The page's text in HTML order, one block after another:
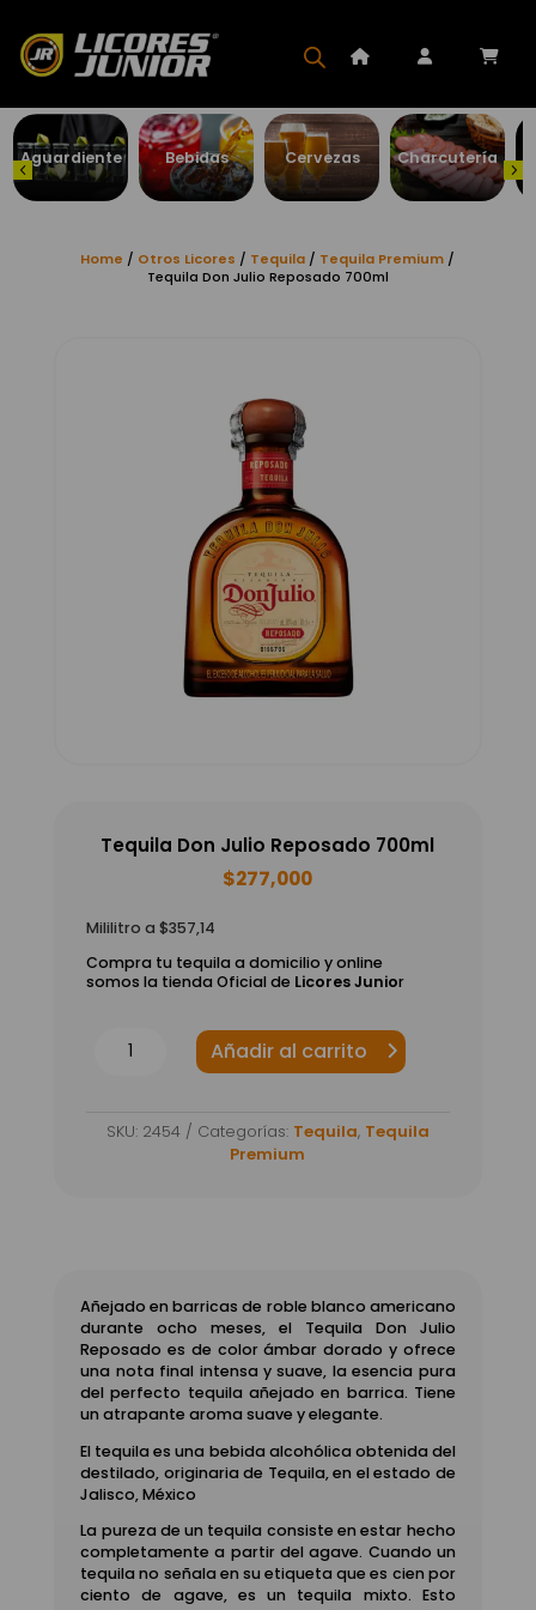
Aguardiente Bebidas Cervezas Charcutería
Home / Otros Licores / Tequila / Tequila Premium /
Tequila Don Julio Reposado 700ml
Tequila Don Julio Reposado 700ml
$277,000
Mililitro a $357,14
Compra tu tequila a domicilio y online
somos la tienda Oficial de Licores Junior
Tequila
Añadir al carrito
SKU: 2454 Categorías: Tequila, Tequila
Premium
Añejado en barricas de roble blanco americano
durante ocho meses, el Tequila Don Julio
Reposado es de color ámbar dorado y ofrece
una nota final intensa y suave, la esencia pura
del perfecto tequila añejado en barrica. Tiene
un atrapante aroma suave y elegante.
El tequila es una bebida alcohólica obtenida del
destilado, originaria de Tequila, en el estado de
Jalisco, México
La pureza de un tequila consiste en estar hecho
completamente a partir del agave. Cuando un
tequila no señala en su etiqueta que es cien por
ciento de agave, es un tequila mixto. Esto